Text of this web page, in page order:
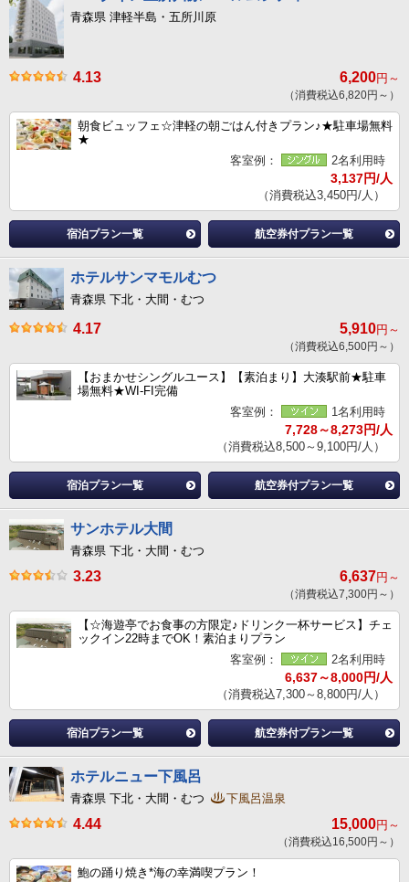
青森県 津軽半島・五所川原
4.13 6,200円～
（消費税込6,820円～）
朝食ビュッフェ☆津軽の朝ごはん付きプラン♪★駐車場無料
★
客室例：
2名利用時
3,137円/人
（消費税込3,450円/人）
宿泊プラン一覧 航空券付プラン一覧
ホテルサンマモルむつ
青森県 下北・大間・むつ
4.17 5,910円～
（消費税込6,500円～）
【おまかせシングルユース】【素泊まり】大湊駅前★駐車
場無料★WI-FI完備
客室例：
1名利用時
7,728～8,273円/人
（消費税込8,500～9,100円/人）
宿泊プラン一覧 航空券付プラン一覧
サンホテル大間
青森県 下北・大間・むつ
3.23 6,637円～
（消費税込7,300円～）
【☆海遊亭でお食事の方限定♪ドリンク一杯サービス】チェ
ックイン22時までOK！素泊まりプラン
客室例：
2名利用時
6,637～8,000円/人
（消費税込7,300～8,800円/人）
宿泊プラン一覧 航空券付プラン一覧
ホテルニュー下風呂
青森県 下北・大間・むつ 下風呂温泉
4.44 15,000円～
（消費税込16,500円～）
鮑の踊り焼き*海の幸満喫プラン！